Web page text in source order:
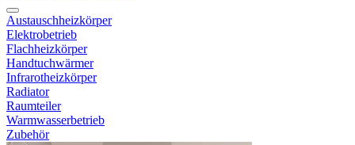
Austauschheizkörper
Elektrobetrieb
Flachheizkörper
Handtuchwärmer
Infrarotheizkörper
Radiator
Raumteiler
Warmwasserbetrieb
Zubehör